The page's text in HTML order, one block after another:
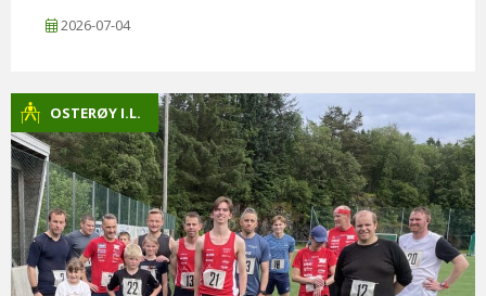
2026-07-04
OSTERØY I.L.